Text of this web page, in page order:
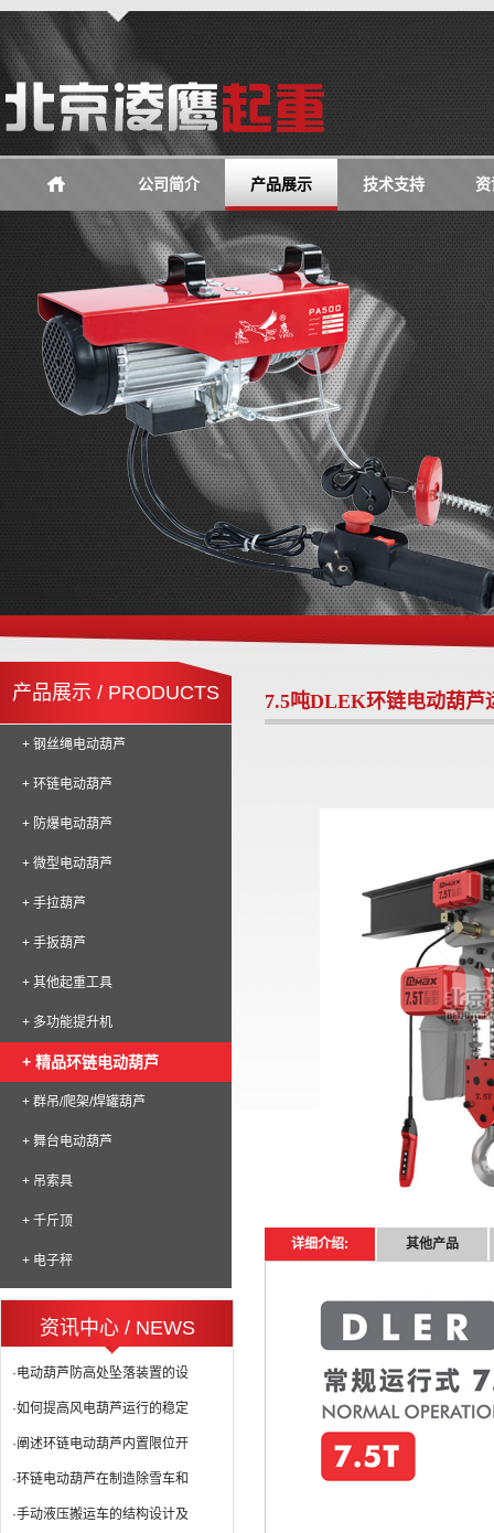
公司简介 产品展示 技术支持
产品展示 / PRODUCTS
+ 钢丝绳电动葫芦
+ 环链电动葫芦
+ 防爆电动葫芦
+ 微型电动葫芦
+ 手拉葫芦
+ 手扳葫芦
+ 其他起重工具
+ 多功能提升机
+ 精品环链电动葫芦
+ 群吊/爬架/焊罐葫芦
+ 舞台电动葫芦
+ 吊索具
+ 千斤顶
+ 电子秤
资讯中心 / NEWS
·电动葫芦防高处坠落装置的设
·如何提高风电葫芦运行的稳定
·阐述环链电动葫芦内置限位开
·环链电动葫芦在制造除雪车和
·手动液压搬运车的结构设计及
7.5吨DLEK环链电动葫芦
详细介绍: 其他产品